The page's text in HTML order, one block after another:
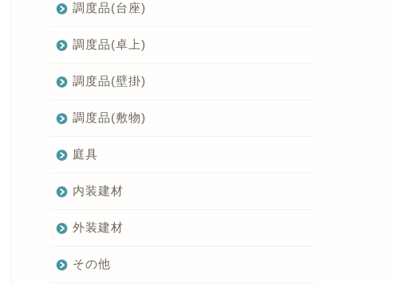
調度品(台座)
調度品(卓上)
調度品(壁掛)
調度品(敷物)
庭具
内装建材
外装建材
その他